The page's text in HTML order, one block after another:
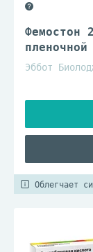
Фемостон
Эббот
Облегчает